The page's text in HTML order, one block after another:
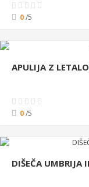
0/5
APULIJA Z
0/5
DIŠEČA UMBRIJA